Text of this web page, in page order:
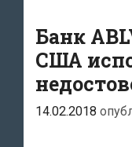
Банк
США
14.02.2018